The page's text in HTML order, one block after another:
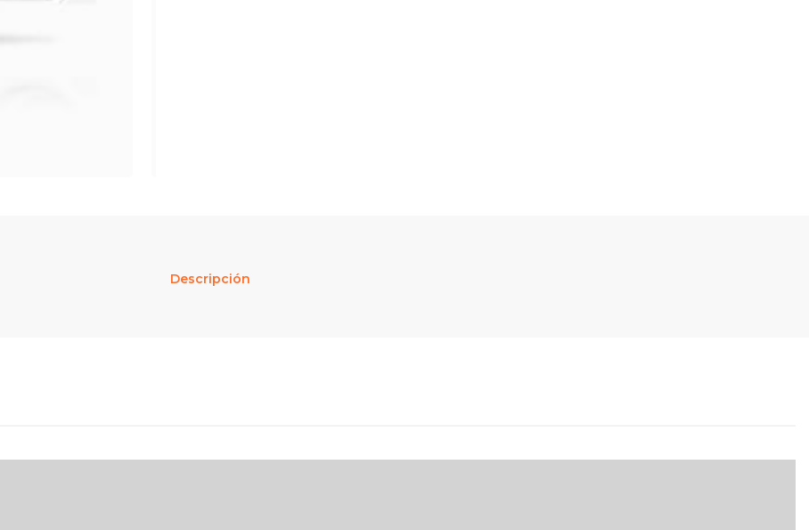
Descripción